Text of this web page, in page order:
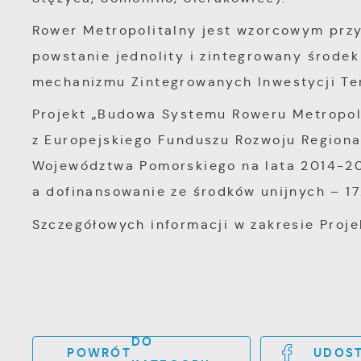
Rower Metropolitalny jest wzorcowym
powstanie jednolity i zintegrowany
mechanizmu Zintegrowanych Inwestycji
Projekt „Budowa Systemu Roweru
z Europejskiego Funduszu Rozwoju
Województwa Pomorskiego na lata 2014-
a dofinansowanie ze środków unijnych –
Szczegółowych informacji w zakresie
POWRÓT
DO